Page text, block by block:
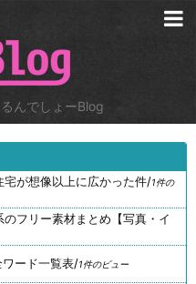
んでしょーBlog
宅が想像以上に広かった件/1件の
のフリー素材まとめ【写真・イ
ード一覧表/1件のビュー